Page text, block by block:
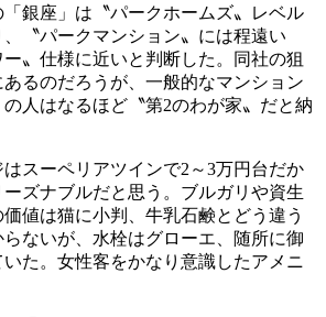
「銀座」は〝パークホームズ〟レベル
〝パークマンション〟には程遠い
〟仕様に近いと判断した。同社の狙
るのだろうが、一般的なマンション
人はなるほど〝第2のわが家〟だと納
スーペリアツインで2～3万円台だか
ズナブルだと思う。ブルガリや資生
値は猫に小判、牛乳石鹸とどう違う
ないが、水栓はグローエ、随所に御
た。女性客をかなり意識したアメニ